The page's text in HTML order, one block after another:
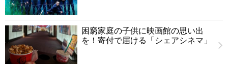
困窮家庭の子供に映画館の思い出
を！寄付で届ける「シェアシネマ」